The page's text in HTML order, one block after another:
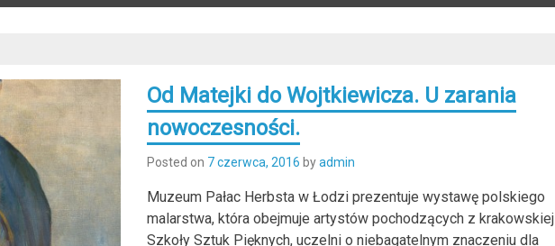
Od Matejki do Wojtkiewicza. U zarania
nowoczesności.
Posted on 7 czerwca, 2016 byadmin
Muzeum Pałac Herbsta w Łodzi prezentuje wystawę polskiego
malarstwa, która obejmuje artystów pochodzących z krakowskiej
Szkoły Sztuk Pięknych, uczelni o niebagatelnym znaczeniu dla